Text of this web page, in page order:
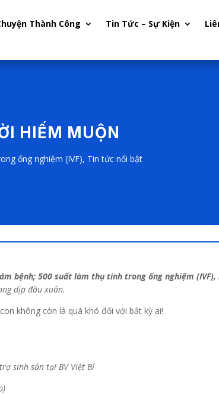
Thành Công Tin Tức – Sự Kiện
HIẾM MUỘN
ống nghiệm (IVF), Tin tức nổi bật
bệnh; 500 suất làm thụ tinh trong ống nghiệm
dịp đầu xuân.
không còn là quá khó đối với bất kỳ ai!
sinh sản tại BV Việt Bỉ